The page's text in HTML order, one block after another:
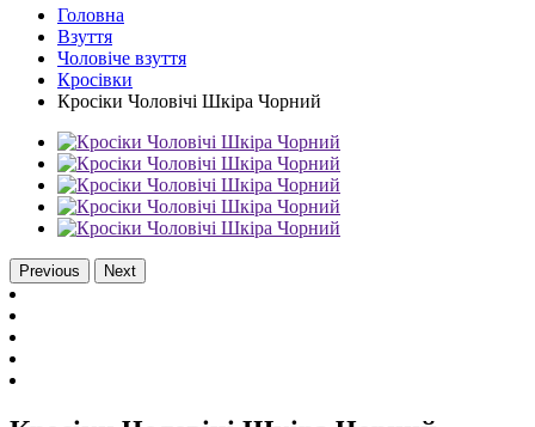
Головна
Взуття
Чоловіче взуття
Кросівки
Кросіки Чоловічі Шкіра Чорний
Previous Next